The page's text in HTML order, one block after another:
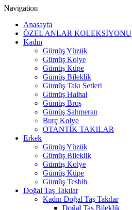
Navigation
Anasayfa
ÖZEL ANLAR KOLEKSİYONU
Kadın
Gümüş Yüzük
Gümüş Kolye
Gümüş Küpe
Gümüş Bileklik
Gümüş Takı Setleri
Gümüş Halhal
Gümüş Broş
Gümüş Şahmeran
Burç Kolye
OTANTİK TAKILAR
Erkek
Gümüş Yüzük
Gümüş Bileklik
Gümüş Kolye
Gümüş Küpe
Gümüş Tesbih
Doğal Taş Takılar
Kadın Doğal Taş Takılar
Doğal Taş Bileklik